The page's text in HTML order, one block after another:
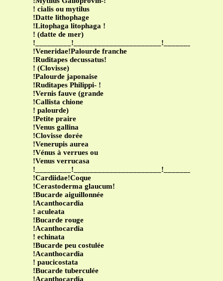
! cialis ou mytilus
!Datte lithophage
!Litophaga litophaga !
! (datte de mer)
!Veneridae!Palourde franche
!Ruditapes decussatus!
! (Clovisse)
!Palourde japonaise
!Ruditapes Philippi- !
!Vernis fauve (grande
!Callista chione
! palourde)
!Petite praire
!Venus gallina
!Clovisse dorée
!Venerupis aurea
!Vénus à verrues ou
!Venus verrucasa
!Cardiidae!Coque
!Cerastoderma glaucum!
!Bucarde aiguillonnée
!Acanthocardia
! aculeata
!Bucarde rouge
!Acanthocardia
! echinata
!Bucarde peu costulée
!Acanthocardia
! paucicostata
!Bucarde tuberculée
!Acanthocardia